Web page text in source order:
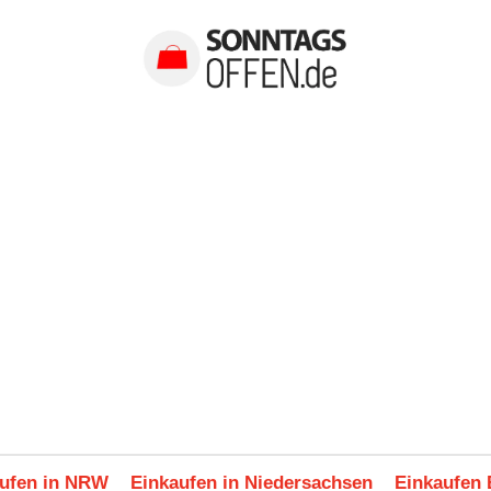
in NRW Einkaufen in Niedersachsen Einkaufen